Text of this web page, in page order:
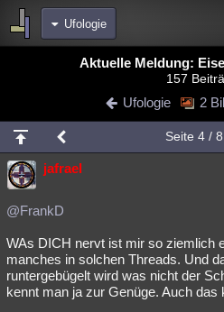
Ufologie
Blogs
Chat Wiki Neuigkeiten
meine Rubriken
Menschen
Spiritualität
Natur Umfragen Unterhaltung
weitere Rubriken
Philosophie Träume Orte
Aktuelle Meldung:
157
Ufologie 2
Seite 4/ 8
jafrael
@FrankD
WAs DICH nervt ist mir so ziemlich
manches in solchen Threads. Und
runtergebügelt wird was nicht der
kennt man ja zur Genüge. Auch das